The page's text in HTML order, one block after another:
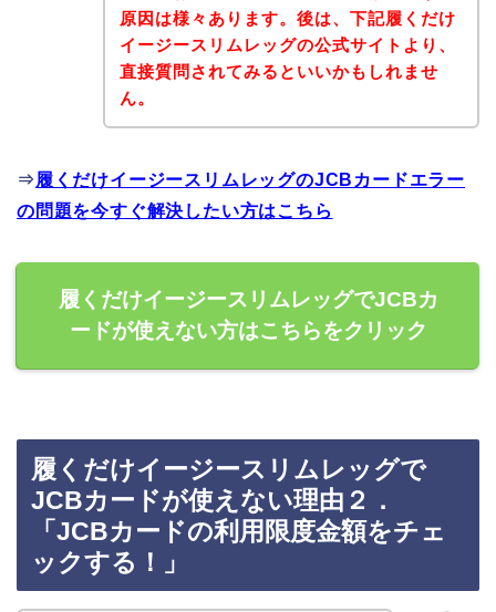
原因は様々あります。後は、下記履くだけ
イージースリムレッグの公式サイトより、
直接質問されてみるといいかもしれませ
ん。
⇒ 履くだけイージースリムレッグのJCBカードエラー
の問題を今すぐ解決したい方はこちら
履くだけイージースリムレッグでJCBカ
ードが使えない方はこちらをクリック
履くだけイージースリムレッグで
JCBカードが使えない理由２．
「JCBカードの利用限度金額をチェ
ックする！」